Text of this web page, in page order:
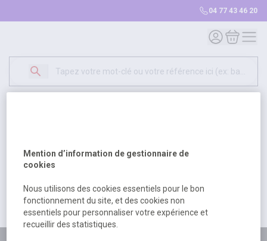
04 77 43 46 20
Mon compte
Mon
500
excuser pour la gêne occasionée.
Retour Retour à l'accueil
Mention d’information de gestionnaire de
cookies
Nous utilisons des cookies essentiels pour le bon
fonctionnement du site, et des cookies non
essentiels pour personnaliser votre expérience et
recueillir des statistiques.